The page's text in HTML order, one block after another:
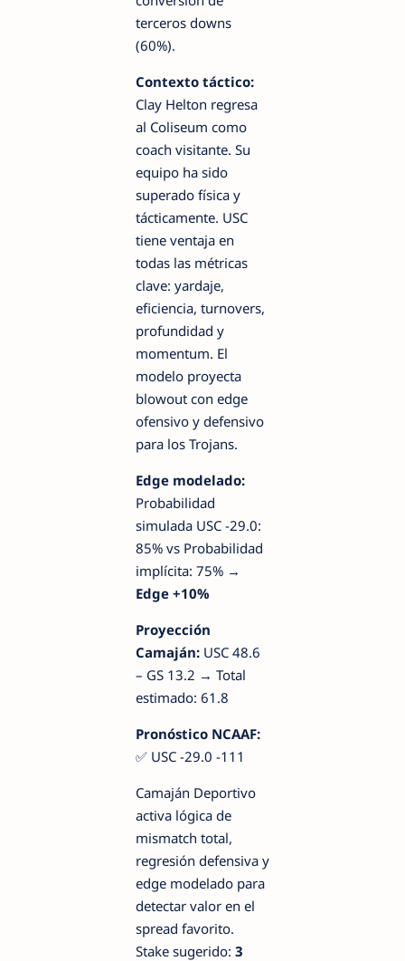
terceros downs
(60%).
Contexto táctico:
Clay Helton regresa
al Coliseum como
coach visitante. Su
equipo ha sido
superado física y
tácticamente. USC
tiene ventaja en
todas las métricas
clave: yardaje,
eficiencia, turnovers,
profundidad y
momentum. El
modelo proyecta
blowout con edge
ofensivo y defensivo
para los Trojans.
Edge modelado:
Probabilidad
simulada USC -29.0:
85% vs Probabilidad
implícita: 75% →
Edge +10%
Proyección
Camaján: USC 48.6
– GS 13.2 → Total
estimado: 61.8
Pronóstico NCAAF:
✅ USC -29.0 -111
Camaján Deportivo
activa lógica de
mismatch total,
regresión defensiva y
edge modelado para
detectar valor en el
spread favorito.
Stake sugerido: 3